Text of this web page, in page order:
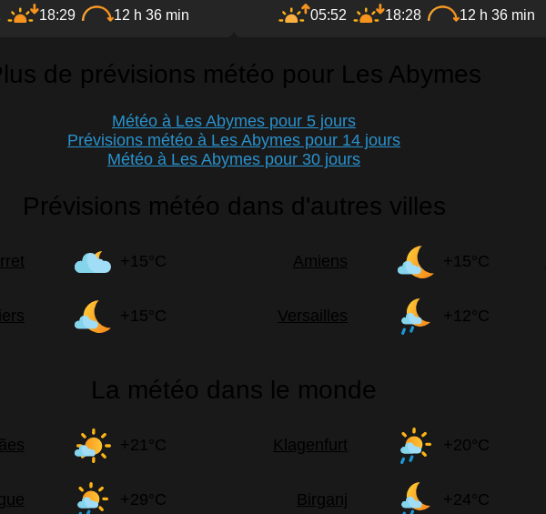
18:29 12 h 36 min 05:52 18:28 12 h 36 min
de prévisions météo pour Les Abymes
Météo à Les Abymes pour 5 jours
Prévisions météo à Les Abymes pour 14 jours
Météo à Les Abymes pour 30 jours
Prévisions météo dans d'autres villes
+15°C Amiens +15°C
+15°C Versailles +12°C
La météo dans le monde
+21°C Klagenfurt +20°C
+29°C Birganj +24°C